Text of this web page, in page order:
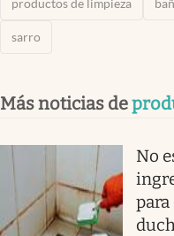
productos de limpieza
sarro
Más noticias de
No